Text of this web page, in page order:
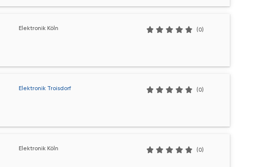
Elektronik Köln (0)
Elektronik Troisdorf (0)
Elektronik Köln (0)